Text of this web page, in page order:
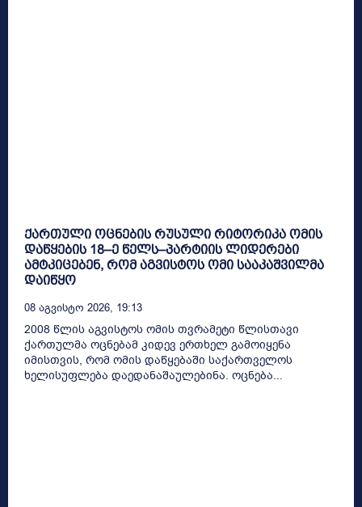
ქართული ოცნების რუსული რიტორიკა ომის
დაწყების 18–ე წელს–პარტიის ლიდერები
ამტკიცებენ, რომ აგვისტოს ომი სააკაშვილმა
დაიწყო
08 Აგვისტო 2026, 19:13
2008 წლის აგვისტოს ომის თვრამეტი წლისთავი
ქართულმა ოცნებამ კიდევ ერთხელ გამოიყენა
იმისთვის, რომ ომის დაწყებაში საქართველოს
ხელისუფლება დაედანაშაულებინა. ოცნება...